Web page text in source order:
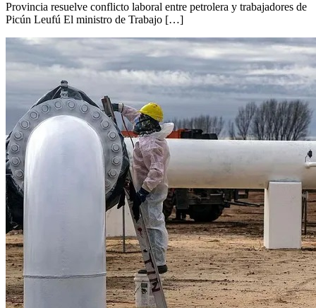
Provincia resuelve conflicto laboral entre petrolera y trabajadores de
Picún Leufú El ministro de Trabajo […]